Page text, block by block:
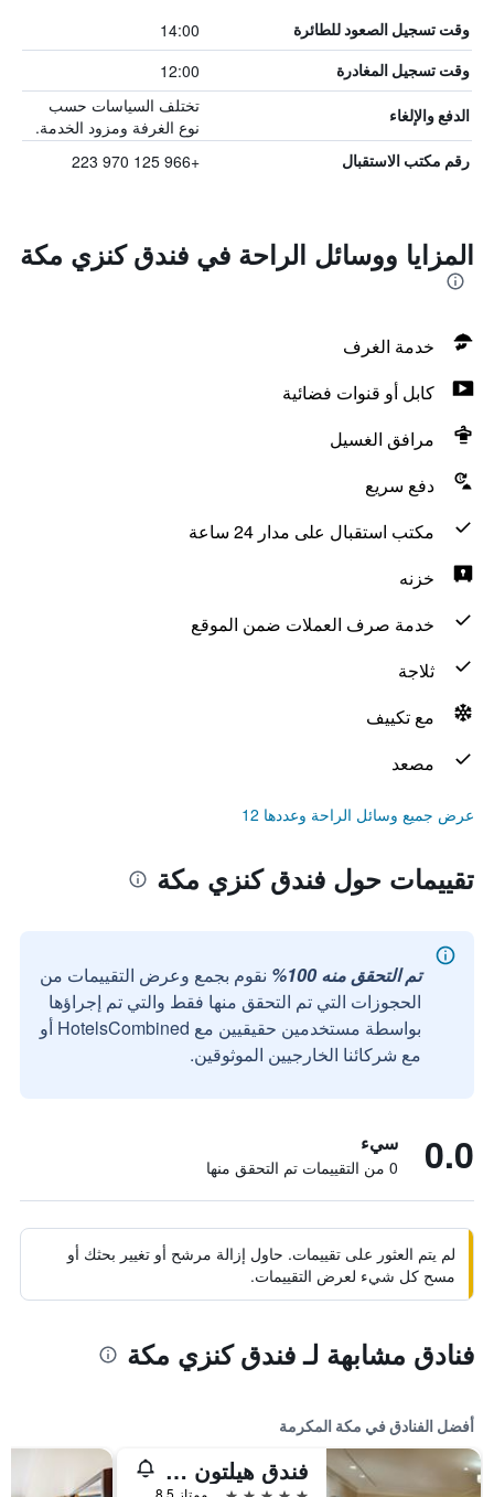
وقت تسجيل الصعود للطائرة 14:00
وقت تسجيل المغادرة 12:00
الدفع والإلغاء
تختلف السياسات حسب
نوع الغرفة ومزود الخدمة.
رقم مكتب الاستقبال +966 125 970 223
المزايا ووسائل الراحة في فندق كنزي مكة
خدمة الغرف
كابل أو قنوات فضائية
مرافق الغسيل
دفع سريع
مكتب استقبال على مدار 24 ساعة
خزنه
خدمة صرف العملات ضمن الموقع
ثلاجة
مع تكييف
مصعد
عرض جميع وسائل الراحة وعددها 12
تقييمات حول فندق كنزي مكة
تم التحقق منه 100%
نقوم بجمع وعرض التقييمات من
الحجوزات التي تم التحقق منها فقط والتي تم إجراؤها
بواسطة مستخدمين حقيقيين مع HotelsCombined أو
مع شركائنا الخارجيين الموثوقين.
0.0 سيء
0 من التقييمات تم التحقق منها
لم يتم العثور على تقييمات. حاول إزالة مرشح أو تغيير بحثك أو
مسح كل شيء لعرض التقييمات.
فنادق مشابهة لـ فندق كنزي مكة
أفضل الفنادق في مكة المكرمة
فندق هيلتون المؤتمرات جبل عمر مكة
ممتاز 8.5